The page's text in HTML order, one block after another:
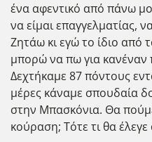
ένα αφεντικό από πάνω
να είμαι επαγγελματίας,
Ζητάω κι εγώ το ίδιο από
μπορώ να πω για κανέναν
Δεχτήκαμε 87 πόντους
μέρες κάναμε σπουδαία
στην Μπασκόνια. Θα
κούραση; Τότε τι θα